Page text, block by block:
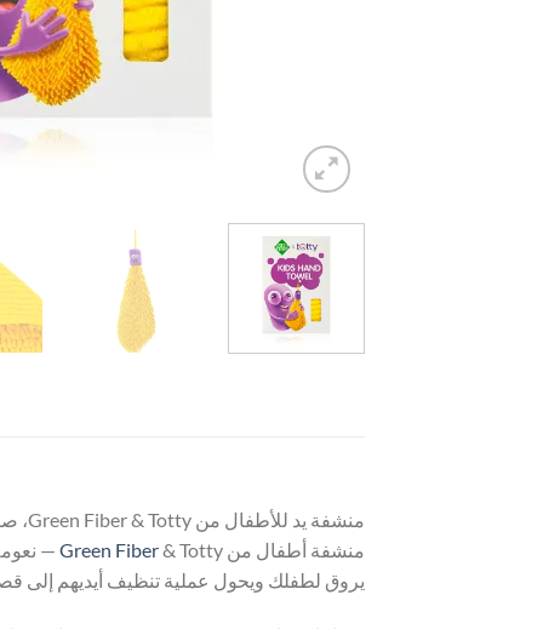
منشفة يد للأطفال من Green Fiber & Totty، صفراء
منشفة أطفال من
Green Fiber
يروق لطفلك ويحول عملية تنظيف أيديهم إلى